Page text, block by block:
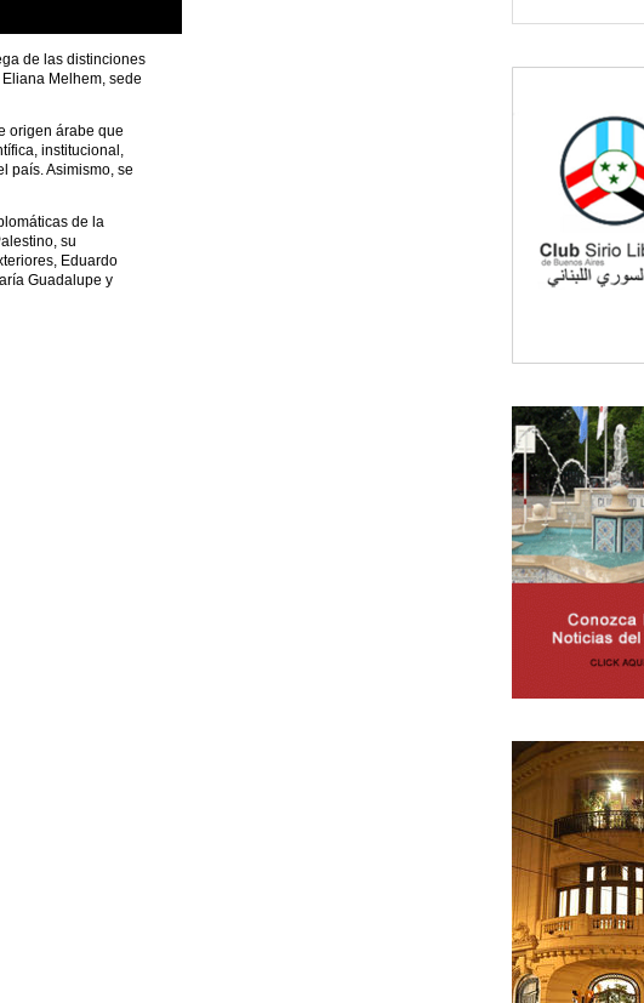
de las distinciones
Melhem, sede
origen árabe que
institucional,
país. Asimismo, se
de la
su
Eduardo
Guadalupe y